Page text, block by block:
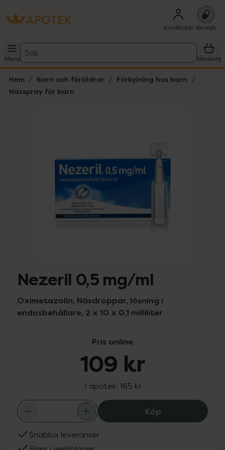
Kundklubb Recept
Meny
Sök
Varukorg
Hem Barn och föräldrar
Förkylning hos barn
Nässpray för barn
Nezeril 0,5 mg/ml
Oximetazolin, Näsdroppar, lösning i
endosbehållare, 2 x 10 x 0,1 milliliter
Pris online
109 kr
I apotek: 165 kr
Köp Nezeril
Snabba leveranser